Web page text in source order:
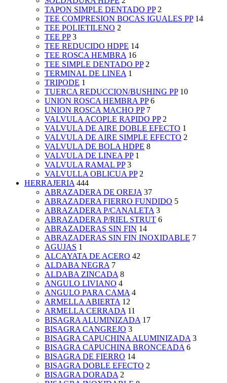
TAPON SIMPLE DENTADO PP 2
TEE COMPRESION BOCAS IGUALES PP 14
TEE POLIETILENO 2
TEE PP 3
TEE REDUCIDO HDPE 14
TEE ROSCA HEMBRA 16
TEE SIMPLE DENTADO PP 2
TERMINAL DE LINEA 1
TRIPODE 1
TUERCA REDUCCION/BUSHING PP 10
UNION ROSCA HEMBRA PP 6
UNION ROSCA MACHO PP 7
VALVULA ACOPLE RAPIDO PP 2
VALVULA DE AIRE DOBLE EFECTO 1
VALVULA DE AIRE SIMPLE EFECTO 2
VALVULA DE BOLA HDPE 8
VALVULA DE LINEA PP 1
VALVULA RAMAL PP 3
VALVULLA OBLICUA PP 2
HERRAJERIA 444
ABRAZADERA DE OREJA 37
ABRAZADERA FIERRO FUNDIDO 5
ABRAZADERA P/CANALETA 3
ABRAZADERA P/RIEL STRUT 6
ABRAZADERAS SIN FIN 14
ABRAZADERAS SIN FIN INOXIDABLE 7
AGUJAS 1
ALCAYATA DE ACERO 42
ALDABA NEGRA 7
ALDABA ZINCADA 8
ANGULO LIVIANO 4
ANGULO PARA CAMA 4
ARMELLA ABIERTA 12
ARMELLA CERRADA 11
BISAGRA ALUMINIZADA 17
BISAGRA CANGREJO 3
BISAGRA CAPUCHINA ALUMINIZADA 3
BISAGRA CAPUCHINA BRONCEADA 6
BISAGRA DE FIERRO 14
BISAGRA DOBLE EFECTO 2
BISAGRA DORADA 2